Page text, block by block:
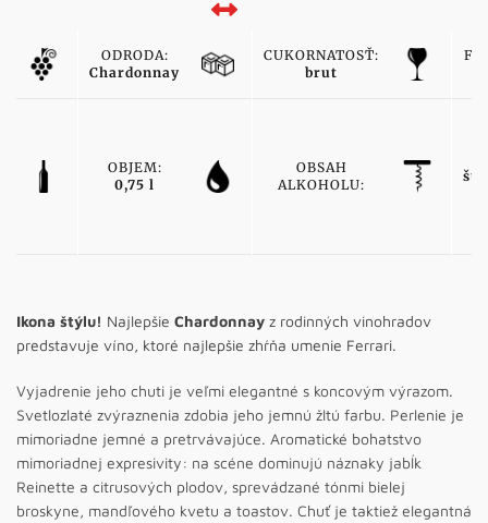
ODRODA:
Chardonnay
CUKORNATOSŤ:
brut
OBJEM:
0,75 l
OBSAH
ALKOHOLU:
Ikona štýlu! Najlepšie Chardonnay z rodinných vinohradov
predstavuje víno, ktoré najlepšie zhŕňa umenie Ferrari.
Vyjadrenie jeho chuti je veľmi elegantné s koncovým výrazom.
Svetlozlaté zvýraznenia zdobia jeho jemnú žltú farbu. Perlenie je
mimoriadne jemné a pretrvávajúce. Aromatické bohatstvo
mimoriadnej expresivity: na scéne dominujú náznaky jabĺk
Reinette a citrusových plodov, sprevádzané tónmi bielej
broskyne, mandľového kvetu a toastov. Chuť je taktiež elegantná